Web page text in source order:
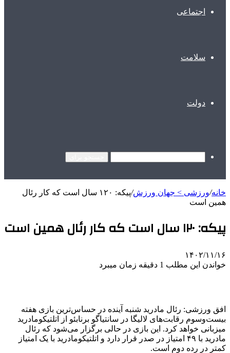
اجتماعی
سلامت
دولت
خانه/ورزشی > جهان ورزش/
پیکه: ۱۲۰ سال است که کار رئال
همین است
پیکه: ۱۲۰ سال است که کار رئال همین است
۱۴۰۲/۱۱/۱۶
خواندن این مطلب 1 دقیقه زمان میبرد
افق ورزشی: رئال مادرید شنبه آینده در حساس‌ترین بازی هفته
بیست‌وسوم رقابت‌های لالیگا در سانتیاگو برنابئو از اتلتیکومادرید
میزبانی خواهد کرد. این بازی در حالی برگزار می‌شود که رئال
مادرید با ۴۹ امتیاز در صدر قرار دارد و اتلتیکومادرید با یک امتیاز
کمتر در رده دوم است.